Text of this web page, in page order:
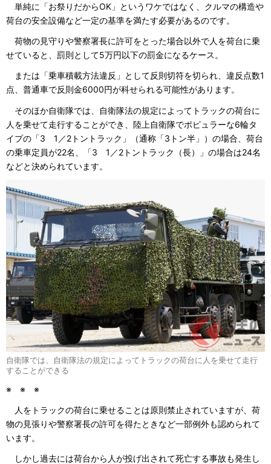
単純に「お祭りだからOK」というワケではなく、クルマの構造や
荷台の安全設備など一定の基準を満たす必要があるのです。
荷物の見守りや警察署長に許可をとった場合以外で人を荷台に乗
せていると、罰則として5万円以下の罰金になるケース。
または「乗車積載方法違反」として反則切符を切られ、違反点数1
点、普通車で反則金6000円が科せられる可能性があります。
そのほか自衛隊では、自衛隊法の規定によってトラックの荷台に
人を乗せて走行することができ、陸上自衛隊でポピュラーな6輪タ
イプの「3 1／2トントラック」（通称「3トン半」）の場合、荷台
の乗車定員が22名、「3 1／2トントラック（長）」の場合は24名
などと決められています。
自衛隊では、自衛隊法の規定によってトラックの荷台に人を乗せて走行
することができる
※ ※ ※
人をトラックの荷台に乗せることは原則禁止されていますが、荷
物の見張りや警察署長の許可を得たときなど一部例外も認められて
います。
しかし過去には荷台から人が投げ出されて死亡する事故も発生し